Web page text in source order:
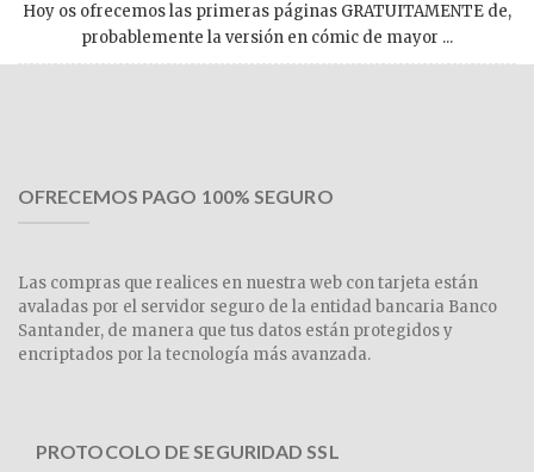
Hoy os ofrecemos las primeras páginas GRATUITAMENTE de,
probablemente la versión en cómic de mayor ...
OFRECEMOS PAGO 100% SEGURO
Las compras que realices en nuestra web con tarjeta están
avaladas por el servidor seguro de la entidad bancaria Banco
Santander, de manera que tus datos están protegidos y
encriptados por la tecnología más avanzada.
PROTOCOLO DE SEGURIDAD SSL